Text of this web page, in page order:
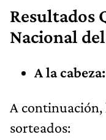
Resultados
Nacional
A la
​A
sorteados: